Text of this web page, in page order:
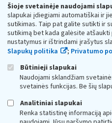
Šioje svetainėje naudojami
slapukai įdiegiami automatiškai ir
sutikimas. Taip pat galite sutikti ir
sutikimą bet kada galėsite
nustatymus ir ištrindami įrašytus
Slapukų politika
; Privatumo
Būtinieji slapukai
Naudojami sklandžiam
svetainės funkcijas. Be šių
Analitiniai slapukai
Renka statistinę informaciją
Respublikos finansų
Biudžetinė įstaiga. Juridinio
adresas: Vasario 16-osios g. 14,
vmi@vmi.lt, E. pristatymo dėžutės
Duomenys apie Valstybinę
Respublikos finansų ministerijos